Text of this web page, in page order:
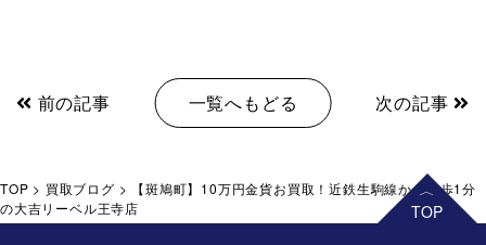
前の記事 一覧へもどる 次の記事
TOP > 買取ブログ >
【斑鳩町】10万円金貨お買取！近鉄生駒線から徒歩1分
の大吉リーベル王寺店